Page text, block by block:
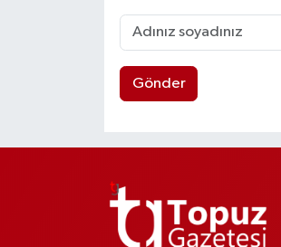
Gönder